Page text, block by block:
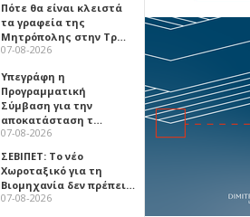
Πότε θα είναι κλειστά
τα γραφεία της
Μητρόπολης στην Τρ…
07-08-2026
Υπεγράφη η
Προγραμματική
Σύμβαση για την
αποκατάσταση τ…
07-08-2026
ΣΕΒΙΠΕΤ: Το νέο
Χωροταξικό για τη
Βιομηχανία δεν πρέπει…
07-08-2026